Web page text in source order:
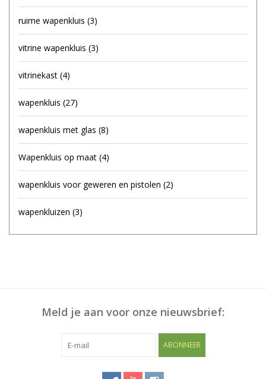
ruime wapenkluis (3)
vitrine wapenkluis (3)
vitrinekast (4)
wapenkluis (27)
wapenkluis met glas (8)
Wapenkluis op maat (4)
wapenkluis voor geweren en pistolen (2)
wapenkluizen (3)
Meld je aan voor onze nieuwsbrief:
ABONNEER